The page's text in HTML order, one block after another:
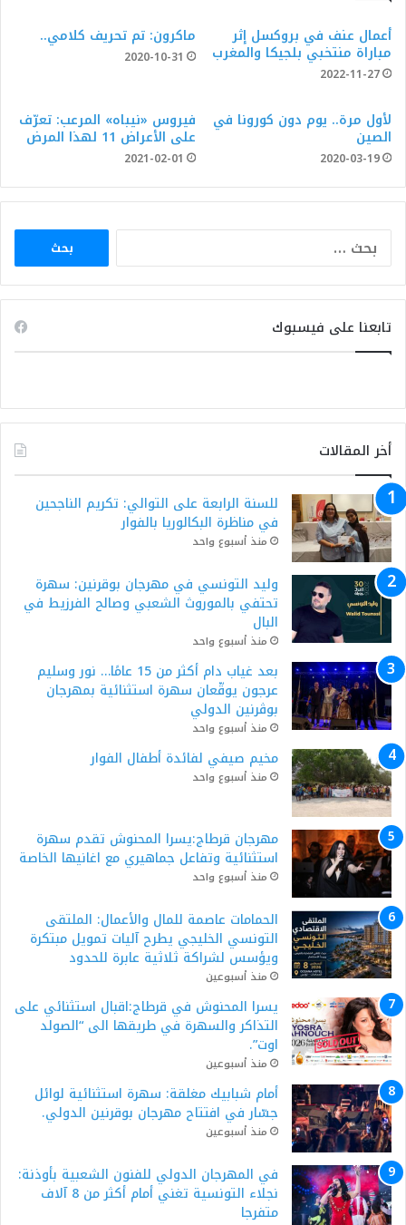
أعمال عنف في بروكسل إثر
مباراة منتخبي بلجيكا والمغرب
2022-11-27
ماكرون: تم تحريف كلامي..
2020-10-31
لأول مرة.. يوم دون كورونا في
الصين
2020-03-19
فيروس «نيباه» المرعب: تعرّف
على الأعراض 11 لهذا المرض
2021-02-01
البحث
تابعنا على فيسبوك
أخر المقالات
للسنة الرابعة على التوالي: تكريم الناجحين
في مناظرة البكالوريا بالفوار
منذ أسبوع واحد
وليد التونسي في مهرجان بوقرنين: سهرة
تحتفي بالموروث الشعبي وصالح الفرزيط في
البال
منذ أسبوع واحد
بعد غياب دام أكثر من 15 عامًا… نور وسليم
عرجون يوقّعان سهرة استثنائية بمهرجان
بوڨرنين الدولي
منذ أسبوع واحد
مخيم صيفي لفائدة أطفال الفوار
منذ أسبوع واحد
مهرجان قرطاج:يسرا المحنوش تقدم سهرة
استثنائية وتفاعل جماهيري مع اغانيها الخاصة
منذ أسبوع واحد
الحمامات عاصمة للمال والأعمال: الملتقى
التونسي الخليجي يطرح آليات تمويل مبتكرة
ويؤسس لشراكة ثلاثية عابرة للحدود
منذ أسبوعين
يسرا المحنوش في قرطاج:اقبال استثنائي على
التذاكر والسهرة في طريقها الى “الصولد
اوت”.
منذ أسبوعين
أمام شبابيك مغلقة: سهرة استثنائية لوائل
جسّار في افتتاح مهرجان بوقرنين الدولي.
منذ أسبوعين
في المهرجان الدولي للفنون الشعبية بأوذنة:
نجلاء التونسية تغني أمام أكثر من 8 آلاف
متفرجا